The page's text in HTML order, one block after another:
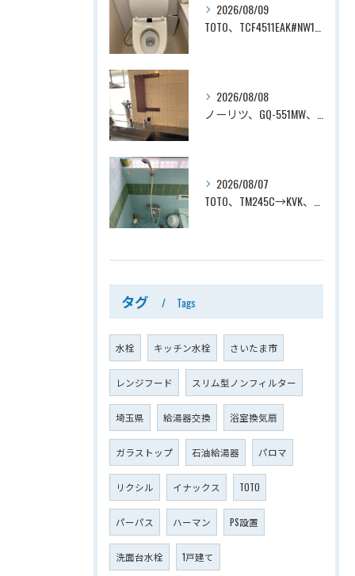
2026/08/09
TOTO、TCF4511EAK#NW1→TOTO、TCF4714AK#NW1、ホワイト、瞬間式、温水洗浄便座、ウォシュレット交換工事ー埼玉県さいたま市見沼区南中野
2026/08/08
ノーリツ、GQ-551MW、5号、元止式、屋内壁掛、防熱カバー付き、瞬間湯沸かし器（小型湯沸器）設置工事ー埼玉県川口市道合
2026/08/07
TOTO、TM245C→KVK、KF800T、壁付タイプ、サーモスタット付シャワーバス水栓、浴室用水栓交換工事ー埼玉県上尾市平塚
タグ Tags
水栓 キッチン水栓 さいたま市
レンジフード スリム型ノンフィルター
埼玉県 給湯器交換 浴室換気扇
ガラストップ 石油給湯器 パロマ
リクシル イナックス TOTO
パーパス ハーマン PS設置
洗面台水栓 1戸建て